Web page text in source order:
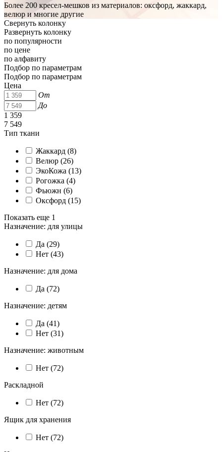
Более 200 кресел-мешков из материалов: оксфорд, жаккард,
велюр и многие другие
Свернуть колонку
Развернуть колонку
по популярности
по цене
по алфавиту
Подбор по параметрам
Подбор по параметрам
Цена
От
До
1 359
7 549
Тип ткани
Жаккард (8)
Велюр (26)
ЭкоКожа (13)
Рогожка (4)
Фьюжн (6)
Оксфорд (15)
Показать еще 1
Назначение: для улицы
Да (29)
Нет (43)
Назначение: для дома
Да (72)
Назначение: детям
Да (41)
Нет (31)
Назначение: животным
Нет (72)
Раскладной
Нет (72)
Ящик для хранения
Нет (72)